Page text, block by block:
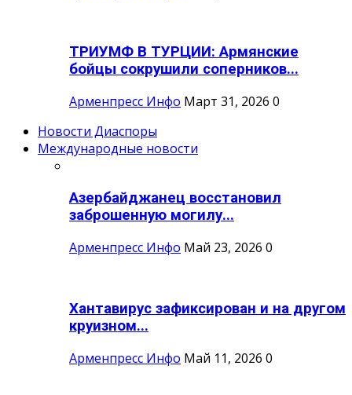
ТРИУМФ В ТУРЦИИ: Армянские
бойцы сокрушили соперников...
Арменпресс Инфо Март 31, 2026 0
Новости Диаспоры
Международные новости
Азербайджанец восстановил
заброшенную могилу...
Арменпресс Инфо Май 23, 2026 0
Хантавирус зафиксирован и на другом
круизном...
Арменпресс Инфо Май 11, 2026 0